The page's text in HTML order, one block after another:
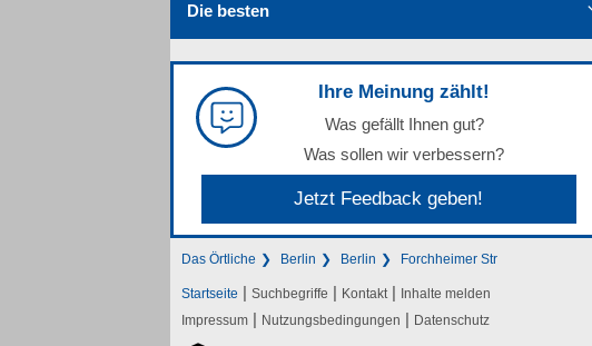
Die besten
Ihre Meinung zählt!
Was gefällt Ihnen gut?
Was sollen wir verbessern?
Jetzt Feedback geben!
Das Örtliche Berlin Berlin Forchheimer Str
Startseite | Suchbegriffe | Kontakt | Inhalte melden
Impressum | Nutzungsbedingungen | Datenschutz